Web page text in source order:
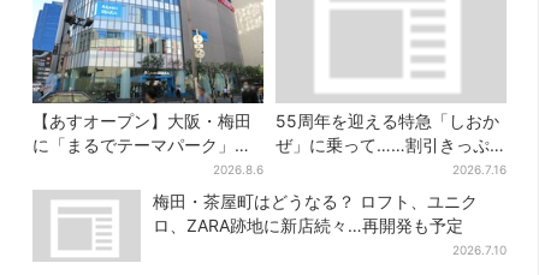
【あすオープン】大阪・梅田
に「まるでテーマパーク」な
巨大スポーツ店、461ブラン
ド集結！ 6フロアをまとめて
紹介
2026.8.6
55周年を迎える特急「しおか
ぜ」に乗って……割引きっぷ
で、松山・道後温泉と南予を
満喫【大阪から愛媛へおトク
旅】
2026.7.16
梅田・茶屋町はどうなる？ ロフト、ユニク
ロ、ZARA跡地に新店続々…再開発も予定
2026.7.10